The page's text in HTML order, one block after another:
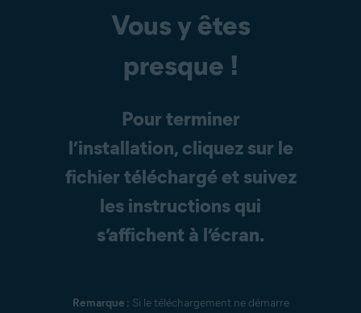
Vous y êtes
presque !
Pour terminer
l’installation, cliquez sur le
fichier téléchargé et suivez
les instructions qui
s’affichent à l’écran.
Remarque : Si le téléchargement ne démarre